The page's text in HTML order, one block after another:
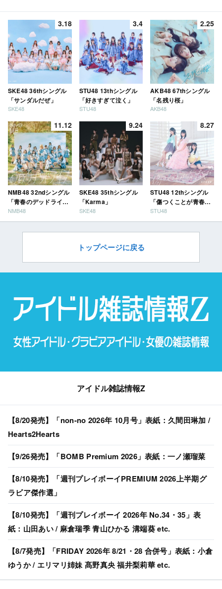
3.18
SKE48 36thシングル
「サンダルだぜ」
SKE48
3.4
STU48 13thシングル
「好きすぎて泣く」
STU48
2.25
AKB48 67thシングル
「名残り桜」
AKB48
11.12
NMB48 32ndシングル
「青春のデッドライ
ン」
NMB48
9.24
SKE48 35thシングル
「Karma」
SKE48
8.27
STU48 12thシングル
「傷つくことが青春
だ」
STU48
トップページに戻る
アイドル雑誌情報Z
【8/20発売】「non-no 2026年 10月号」表紙：久間田琳加 /
Hearts2Hearts
【9/26発売】「BOMB Premium 2026」表紙：一ノ瀬瑠菜
【8/10発売】「週刊プレイボーイPREMIUM 2026上半期グ
ラビア傑作選」
【8/10発売】「週刊プレイボーイ 2026年 No.34・35」表
紙：山田あい / 麻倉瑞季 青山ひかる 溝端葵 etc.
【8/7発売】「FRIDAY 2026年 8/21・28 合併号」表紙：小倉
ゆうか / エリマリ姉妹 髙野真央 福井梨莉華 etc.